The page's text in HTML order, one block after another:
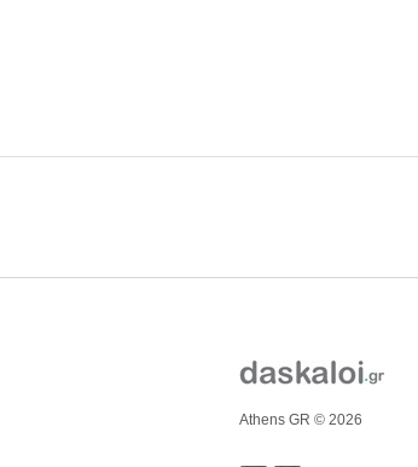
Athens GR © 2026